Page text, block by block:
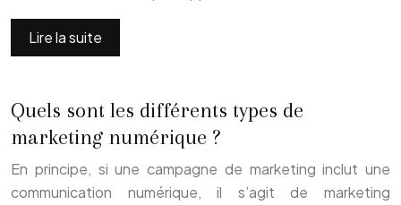
Lire la suite
Quels sont les différents types de
marketing numérique ?
En principe, si une campagne de marketing inclut une
communication numérique, il s’agit de marketing